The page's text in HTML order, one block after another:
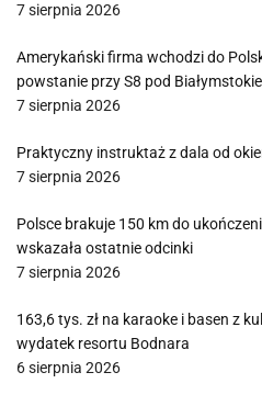
7 sierpnia 2026
Amerykański firma wchodzi do
powstanie przy S8 pod
7 sierpnia 2026
Praktyczny instruktaż z dala od
7 sierpnia 2026
Polsce brakuje 150 km do
wskazała ostatnie odcinki
7 sierpnia 2026
163,6 tys. zł na karaoke i basen z
wydatek resortu Bodnara
6 sierpnia 2026